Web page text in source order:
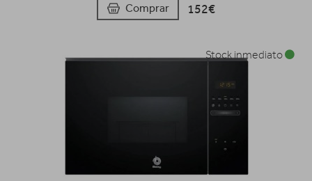
Comprar 152€
Stock inmediato